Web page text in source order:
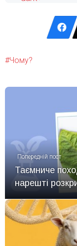
Чому?
Попередній пост
Таємниче
нарешті